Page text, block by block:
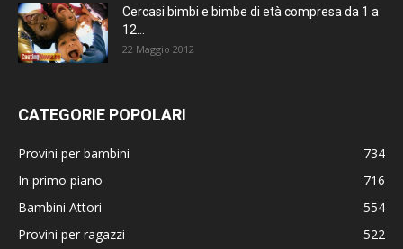
Cercasi bimbi e bimbe di età compresa da 1 a
12...
22 Maggio 2012
CATEGORIE POPOLARI
Provini per bambini
734
In primo piano
716
Bambini Attori
554
Provini per ragazzi
522